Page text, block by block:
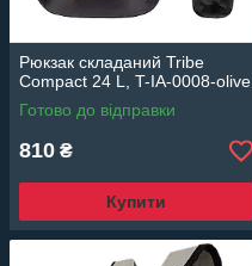
Рюкзак складаний Tribe
Compact 24 L, T-IA-0008-olive
Готово до відправки
810 ₴
Купити